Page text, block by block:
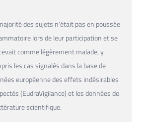
des sujets n’était pas en poussée
lors de leur participation et se
comme légèrement malade, y
les cas signalés dans la base de
européenne des effets indésirables
(EudraVigilance) et les données de
scientifique.